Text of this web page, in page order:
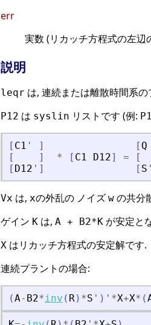
err
実数 (リカッチ方程式の左辺
説明
leqr は, 連続または離散時間系の
P12 は syslin リストです (例:
[ C1 ' ] [ Q
[
] * [ C1 D12] = [
[ D12 ' ] [ S '
Vx は, xの外乱の ノイズ w の共分
ゲイン K は, A + B2*K が安定と
X はリカッチ方程式の安定解です.
連続プラントの場合:
(A- B2*inv ( R) *S ' ) ' *X+X* (